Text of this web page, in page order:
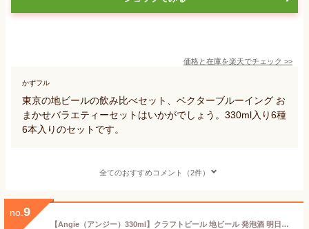
価格と在庫を楽天でチェック >>
かずフル
東京の地ビールの飲み比べセット、ベクターブルーイング お
まかせバラエティーセットはいかがでしょう。330ml入り6種
6本入りのセットです。
全てのおすすめコメント（2件）
no. 9
【Angie（アンジー）330ml】クラフトビール 地ビール 発泡酒 明日葉 ライトエール 東京の島 伊豆諸島 神津島 お土産 ギフト